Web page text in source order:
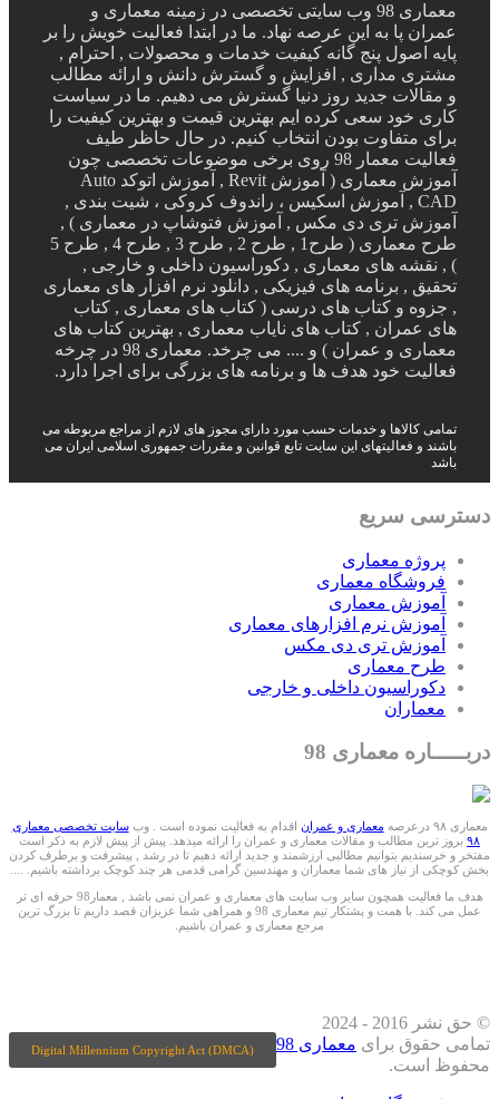
معماری 98 وب سایتی تخصصی در زمینه معماری و
عمران پا به این عرصه نهاد. ما در ابتدا فعالیت خویش را بر
پایه اصول پنج گانه کیفیت خدمات و محصولات , احترام ,
مشتری مداری , افزایش و گسترش دانش و ارائه مطالب
و مقالات جدید روز دنیا گسترش می دهیم. ما در سیاست
کاری خود سعی کرده ایم بهترین قیمت و بهترین کیفیت را
برای متفاوت بودن انتخاب کنیم. در حال حاظر طیف
فعالیت معمار 98 روی برخی موضوعات تخصصی چون
آموزش معماری ( آموزش Revit , آموزش اتوکد Auto
CAD , آموزش اسکیس ، راندوف کروکی ، شیت بندی ,
آموزش تری دی مکس , آموزش فتوشاپ در معماری ) ,
طرح معماری ( طرح1 , طرح 2 , طرح 3 , طرح 4 , طرح 5
) , نقشه های معماری , دکوراسیون داخلی و خارجی ,
تحقیق , برنامه های فیزیکی , دانلود نرم افزار های معماری
, جزوه و کتاب های درسی ( کتاب های معماری , کتاب
های عمران , کتاب های نایاب معماری , بهترین کتاب های
معماری و عمران ) و .... می چرخد. معماری 98 در چرخه
فعالیت خود هدف ها و برنامه های بزرگی برای اجرا دارد.
تمامی کالاها و خدمات حسب مورد دارای مجوز های لازم از مراجع مربوطه می
باشند و فعالیتهای این سایت تابع قوانین و مقررات جمهوری اسلامی ایران می
باشد
دسترسی سریع
پروژه معماری
فروشگاه معماری
آموزش معماری
آموزش نرم افزارهای معماری
آموزش تری دی مکس
طرح معماری
دکوراسیون داخلی و خارجی
معماران
دربـــــاره معماری 98
معماری ۹۸ درعرصه معماری و عمران اقدام به فعالیت نموده است . وبسایت تخصصی معماری
۹۸ بروز ترین مطالب و مقالات معماری و عمران را ارائه میدهد. پیش از پیش لازم به ذکر است
مفتخر و خرسندیم بتوانیم مطالبی ارزشمند و جدید ارائه دهیم تا در رشد , پیشرفت و برطرف کردن
بخش کوچکی از نیاز های شما معماران و مهندسین گرامی قدمی هر چند کوچک برداشته باشیم. ....
هدف ما فعالیت همچون سایر وب سایت های معماری و عمران نمی باشد , معمار98 حرفه ای تر
عمل می کند. با همت و پشتکار تیم معماری 98 و همراهی شما عزیزان قصد داریم تا بزرگ ترین
مرجع معماری و عمران باشیم.
Digital Millennium Copyright Act (DMCA)
© حق نشر 2016 - 2024
تمامی حقوق برای معماری 98
محفوظ است.